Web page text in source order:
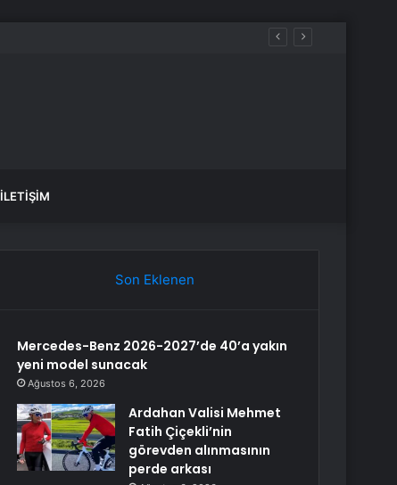
İLETIŞIM
Son Eklenen
Mercedes-Benz 2026-2027’de 40’a yakın
yeni model sunacak
Ağustos 6, 2026
Ardahan Valisi Mehmet
Fatih Çiçekli’nin
görevden alınmasının
perde arkası